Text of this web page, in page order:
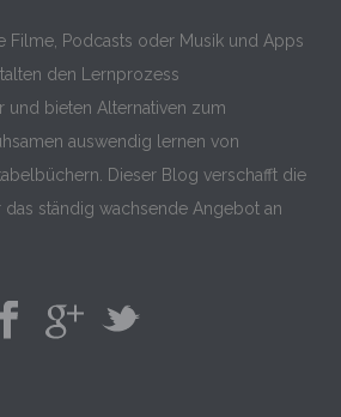
Filme, Podcasts oder Musik und Apps
den Lernprozess
und bieten Alternativen zum
auswendig lernen von
Dieser Blog verschafft die
ständig wachsende Angebot an